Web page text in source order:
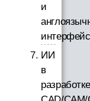
и
ИИ
в
разработке